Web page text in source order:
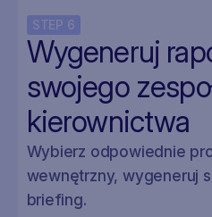
STEP 6
Wygeneruj
swojego
kierownictwa
Wybierz odpowiednie
wewnętrzny, wygeneruj
briefing.